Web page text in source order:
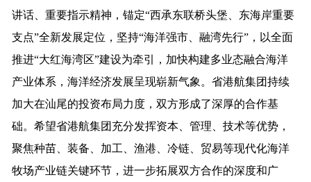
讲话 、重要指示精神，锚定“西承东联桥头堡、东海岸重要
支点”全新发展定位， 坚持“海洋强市、融湾先行” ， 以全面
推进“大红海湾区”建设为牵引 ， 加快构建多业态融合海洋
产业体系，海洋经济发展呈现崭新气象 。省港航集团持续
加大在汕尾的投资布局力度 ，双方形成了深厚的合作基
础。希望省港航集团 充分发挥资本 、管理 、技术等优势 ，
聚焦种苗、装备、 加工 、渔港 、冷链 贸易等现代化海洋
牧场产业链关键环节，进一步拓展双方合作的深度和广